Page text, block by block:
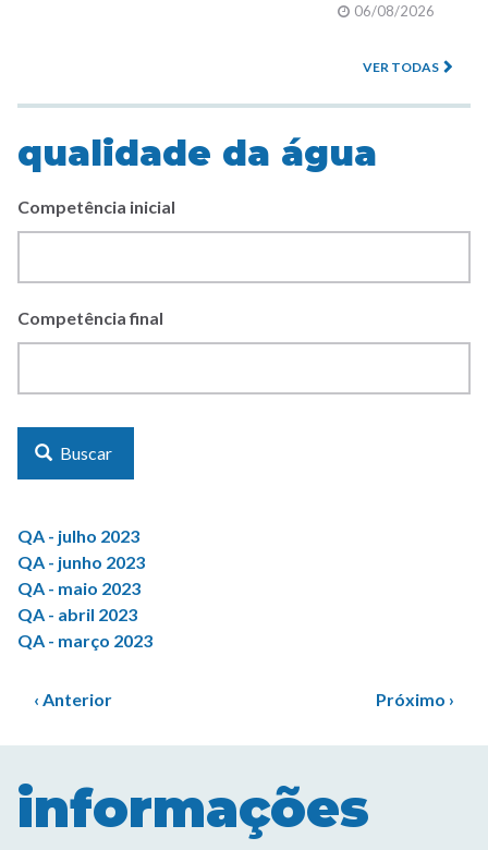
06/08/2026
VER TODAS
qualidade da água
Competência inicial
Competência final
Buscar
QA - julho 2023
QA - junho 2023
QA - maio 2023
QA - abril 2023
QA - março 2023
Paginação
Página
‹ Anterior
Próxima
Próximo ›
informações